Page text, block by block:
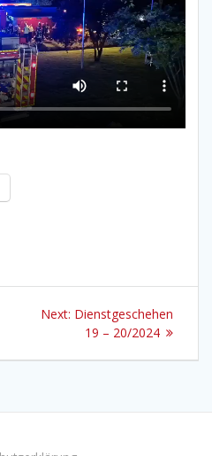
Next: Next
post:
Dienstgeschehen
19 – 20/2024